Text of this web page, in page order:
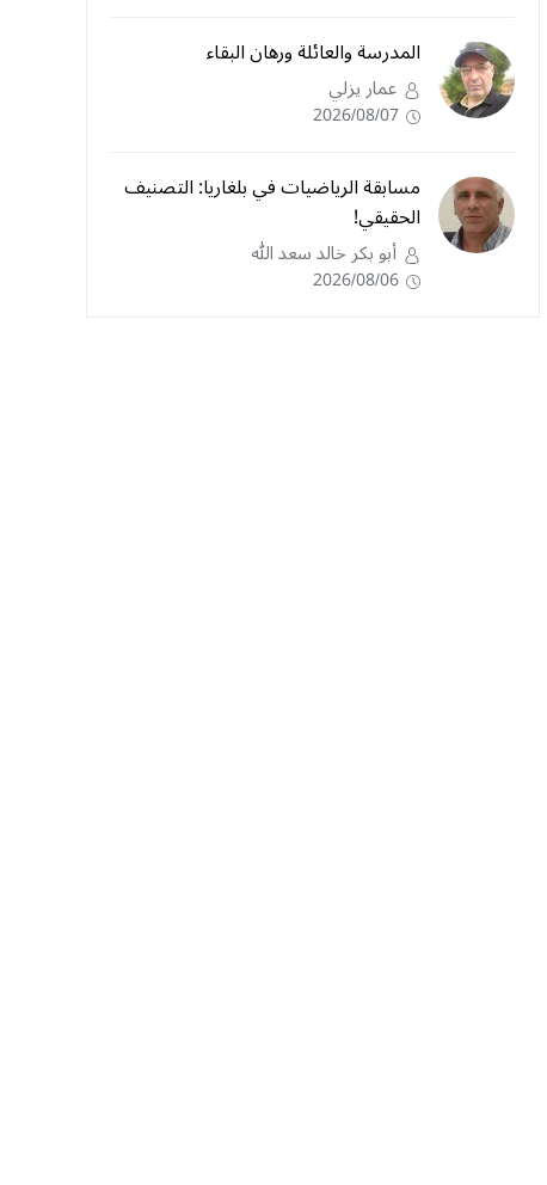
المدرسة والعائلة ورهان البقاء
عمار يزلي
2026/08/07
مسابقة الرياضيات في بلغاريا: التصنيف
الحقيقي!
أبو بكر خالد سعد الله
2026/08/06